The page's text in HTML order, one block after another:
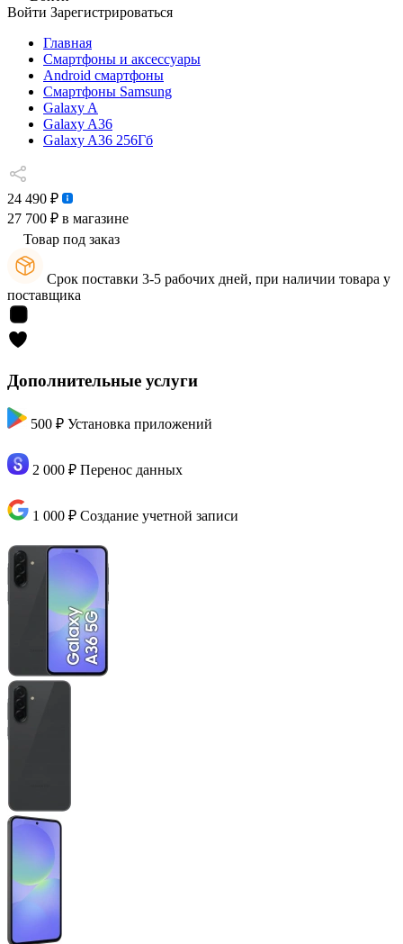
Войти Зарегистрироваться
Главная
Смартфоны и аксессуары
Android cмартфоны
Смартфоны Samsung
Galaxy A
Galaxy A36
Galaxy A36 256Гб
24 490 ₽
27 700 ₽ в магазине
Товар под заказ
Срок поставки 3-5 рабочих дней, при наличии товара у
поставщика
Дополнительные услуги
500 ₽ Установка приложений
2 000 ₽ Перенос данных
1 000 ₽ Создание учетной записи